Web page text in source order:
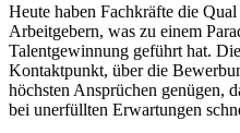
Heute haben Fachkräfte die
Arbeitgebern, was zu einem
Talentgewinnung geführt hat.
Kontaktpunkt, über die
höchsten Ansprüchen genügen,
bei unerfüllten Erwartungen